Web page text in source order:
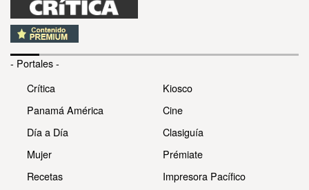
- Portales -
Crítica
Panamá América
Día a Día
Mujer
Recetas
Kiosco
Cine
Clasiguía
Prémiate
Impresora Pacífico